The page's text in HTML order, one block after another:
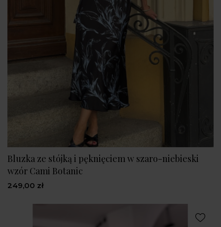
Bluzka ze stójką i pęknięciem w szaro-niebieski
wzór Cami Botanic
249,00 zł